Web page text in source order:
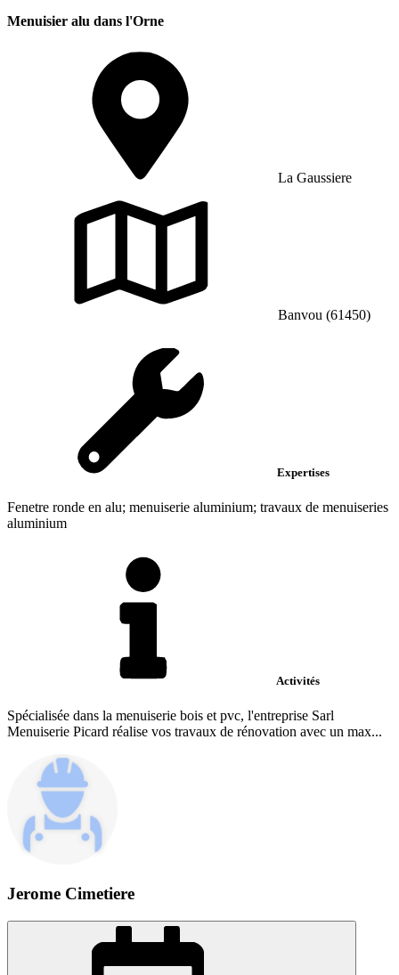
Menuisier alu dans l'Orne
La Gaussiere
Banvou (61450)
Expertises
Fenetre ronde en alu; menuiserie aluminium; travaux de menuiseries
aluminium
Activités
Spécialisée dans la menuiserie bois et pvc, l'entreprise Sarl
Menuiserie Picard réalise vos travaux de rénovation avec un max...
Jerome Cimetiere